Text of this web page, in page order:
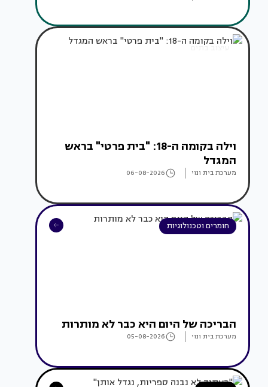
עיצוב בתים
וילה בקומה ה-18: "בית פרטי" בראש
המגדל
מערכת בית ונוי 06-08-2026
חומרים וטכנולוגיות
הבריכה של היום היא כבר לא מותרות
מערכת בית ונוי 05-08-2026